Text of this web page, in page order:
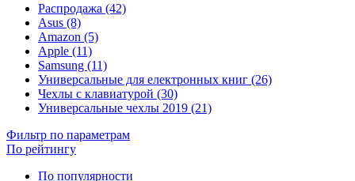
Распродажа (42)
Asus (8)
Amazon (5)
Apple (11)
Samsung (11)
Универсальные для електронных книг (26)
Чехлы с клавиатурой (30)
Универсальные чехлы 2019 (21)
Фильтр по параметрам
По рейтингу
По популярности